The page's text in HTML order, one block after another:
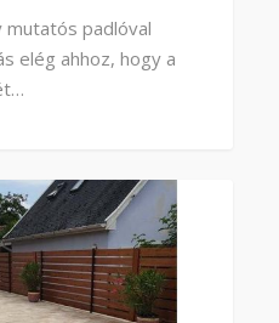
padlóval
elég ahhoz, hogy a